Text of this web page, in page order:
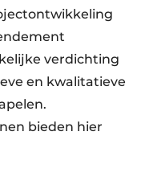
verdichting
en kwalitatieve
bieden hier